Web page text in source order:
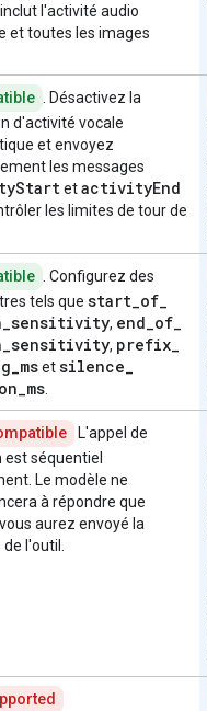
l'activité audio
et toutes les images
. Désactivez la
d'activité vocale
et envoyez
les messages
StartetactivityEnd
les limites de tour de
. Configurez des
tels que start_of_
_sensitivity, end_of_
_sensitivity, prefix_
_msetsilence_
_ms.
L'appel de
séquentiel
Le modèle ne
à répondre que
aurez envoyé la
l'outil.